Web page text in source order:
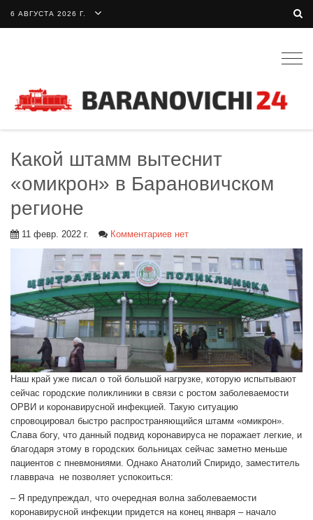
6 АВГУСТА 2026 Г.
Какой штамм вытеснит
«омикрон» в Барановичском
регионе
11 февр. 2022 г. Комментариев нет
Наш край уже писал о той большой нагрузке, которую испытывают
сейчас городские поликлиники в связи с ростом заболеваемости
ОРВИ и коронавирусной инфекцией. Такую ситуацию
спровоцировал быстро распространяющийся штамм «омикрон».
Слава богу, что данный подвид коронавируса не поражает легкие, и
благодаря этому в городских больницах сейчас заметно меньше
пациентов с пневмониями. Однако Анатолий Спиридо, заместитель
главврача не позволяет успокоиться:
– Я предупреждал, что очередная волна заболеваемости
коронавирусной инфекции придется на конец января – начало